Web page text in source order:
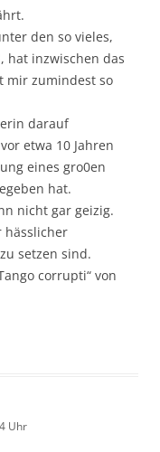
den so vieles,
hat inzwischen das
mir zumindest so
darauf
etwa 10 Jahren
eines gro0en
hat.
nicht gar geizig.
hässlicher
setzen sind.
corrupti“ von
Uhr